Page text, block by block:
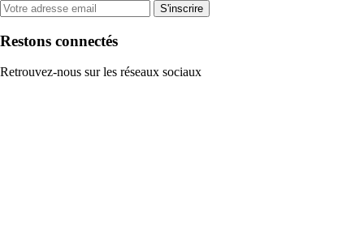
S'inscrire
Restons connectés
Retrouvez-nous sur les réseaux sociaux